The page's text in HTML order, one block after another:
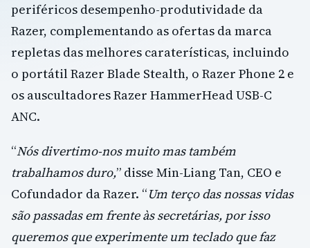
periféricos desempenho-produtividade da
Razer, complementando as ofertas da marca
repletas das melhores caraterísticas, incluindo
o portátil Razer Blade Stealth, o Razer Phone 2 e
os auscultadores Razer HammerHead USB-C
ANC.
“Nós divertimo-nos muito mas também
trabalhamos duro,” disse Min-Liang Tan, CEO e
Cofundador da Razer. “Um terço das nossas vidas
são passadas em frente às secretárias, por isso
queremos que experimente um teclado que faz